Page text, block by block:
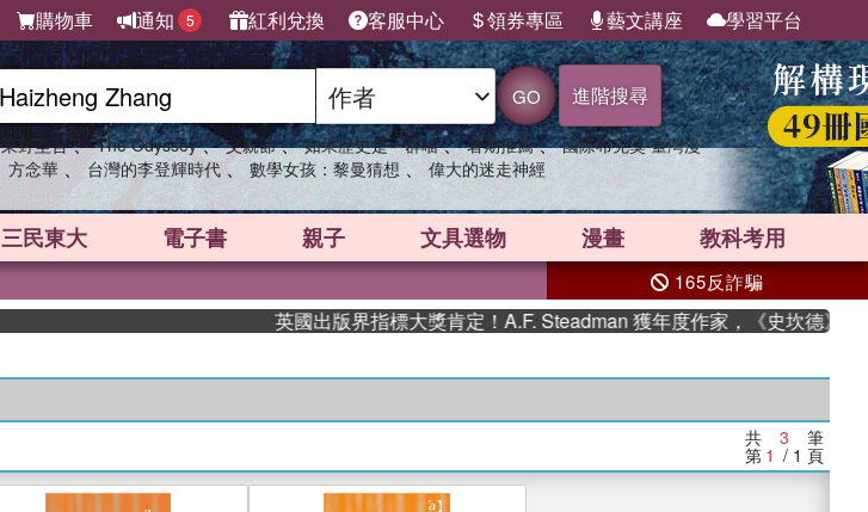
購物車 通知 5 紅利兌換 客服中心 領券專區 藝文講座 學習平台
GO 進階搜尋
東野圭吾 、 The Odyssey 、 父親節 、 如果歷史是一群喵 、 暑期推薦 、 國際布克獎 臺灣漫
方念華 、 台灣的李登輝時代 、 數學女孩：黎曼猜想 、 偉大的迷走神經
三民東大 電子書 親子 文具選物 漫畫 教科考用
165反詐騙
英國出版界指標大獎肯定！A.F. Steadman 獲年度作家，《史坎德》系列
共 3 筆
第 1 / 1 頁